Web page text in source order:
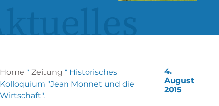
Home " Zeitung " Historisches
Kolloquium "Jean Monnet und die
Wirtschaft".
4.
August
2015